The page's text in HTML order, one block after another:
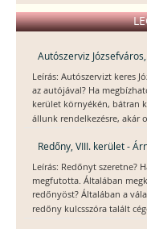
Autószerviz
Leírás: Autószervizt keres
az autójával? Ha
kerület környékén, bátran
állunk rendelkezésre, akár
Redőny, VIII. kerület -
Leírás: Redőnyt szeretne?
megfutotta. Általában
redőnyöst? Általában a
redőny kulcsszóra talált